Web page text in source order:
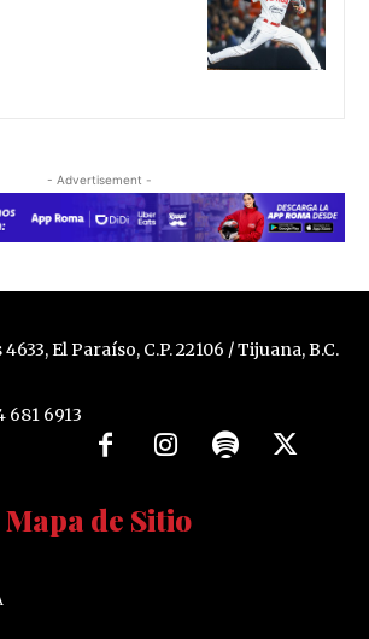
- Advertisement -
El Paraíso, C.P. 22106 / Tijuana, B.C.
681 6913
Mapa de Sitio